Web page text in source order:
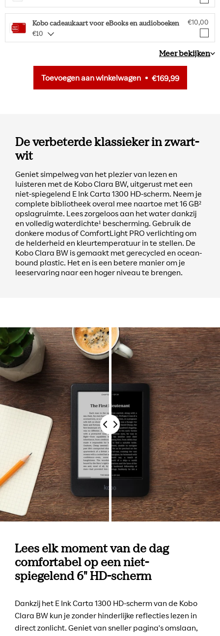
Kobo cadeaukaart voor eBooks en audioboeken
€10
€10,00
Meer bekijken
Toevoegen aan winkelwagen €169,99
De verbeterde klassieker in zwart-
wit
Geniet simpelweg van het plezier van lezen en
luisteren met de Kobo Clara BW, uitgerust met een
niet-spiegelend E Ink Carta 1300 HD-scherm. Neem je
complete bibliotheek overal mee naartoe met 16 GB²
opslagruimte. Lees zorgeloos aan het water dankzij
en volledig waterdichte¹ bescherming. Gebruik de
donkere modus of ComfortLight PRO verlichting om
de helderheid en kleurtemperatuur in te stellen. De
Kobo Clara BW is gemaakt met gerecycled en ocean-
bound plastic. Het en is een betere manier om je
leeservaring naar een hoger niveau te brengen.
Drag
Lees elk moment van de dag
comfortabel op een niet-
spiegelend 6" HD-scherm
Dankzij het E Ink Carta 1300 HD-scherm van de Kobo
Clara BW kun je zonder hinderlijke reflecties lezen in
direct zonlicht. Geniet van sneller pagina's omslaan,